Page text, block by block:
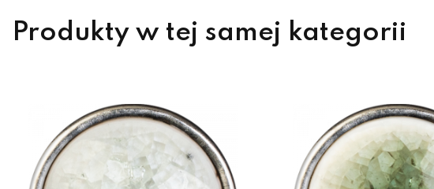
Produkty w tej samej kategorii